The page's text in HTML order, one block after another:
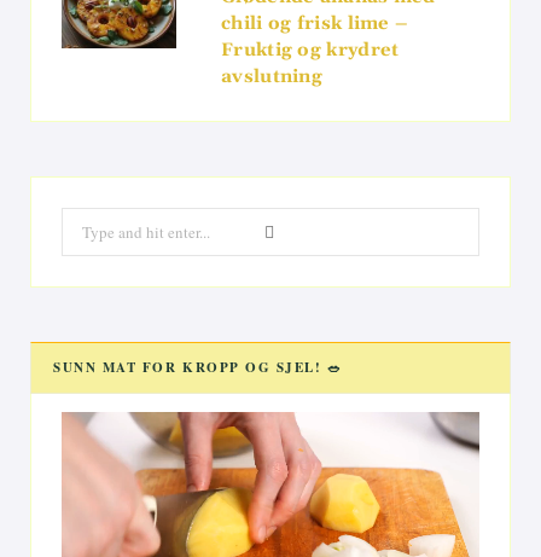
chili og frisk lime –
Fruktig og krydret
avslutning
for:
SUNN MAT FOR KROPP OG SJEL! 🥗
Videoavspiller